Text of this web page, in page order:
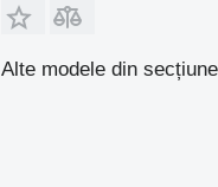
Alte modele din